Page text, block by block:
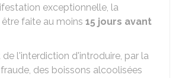
exceptionnelle, la
faite au moins 15 jours avant
l'interdiction d'introduire, par la
des boissons alcoolisées